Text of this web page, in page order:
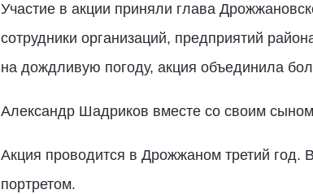
Участие в акции приняли глава
сотрудники организаций, предприятий
на дождливую погоду, акция объединила
Александр Шадриков вместе со своим
Акция проводится в Дрожжаном третий год.
портретом.